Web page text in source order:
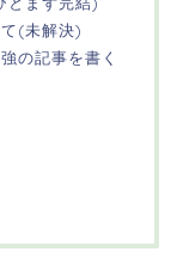
(未解決)
の記事を書く